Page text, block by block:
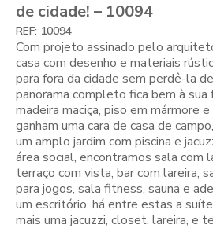
de cidade! – 10094
REF: 10094
Com projeto assinado pelo
casa com desenho e materiais
para fora da cidade sem perdê-la
panorama completo fica bem à sua
madeira maciça, piso em mármore
ganham uma cara de casa de
um amplo jardim com piscina e
área social, encontramos sala com
terraço com vista, bar com lareira,
para jogos, sala fitness, sauna e
um escritório, há entre estas a
mais uma jacuzzi, closet, lareira, e